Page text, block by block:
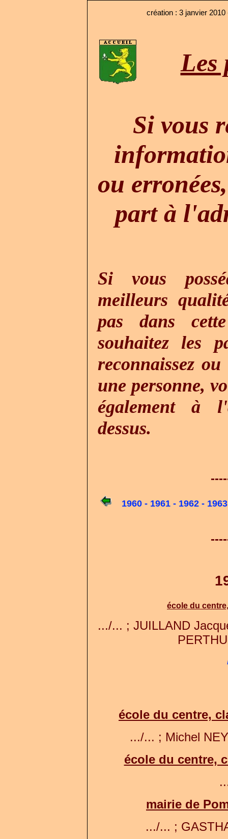
création : 3 janvier
Les
Si vous
ou
part à
Si vous
meilleurs
pas dans
souhaitez les
reconnaissez
une personne,
également à
dessus.
1960 - 1961 - 1962 -
école du
.../... ; JUILLAND
école du centre,
.../... ; Michel
école du centre,
mairie de
.../... ;